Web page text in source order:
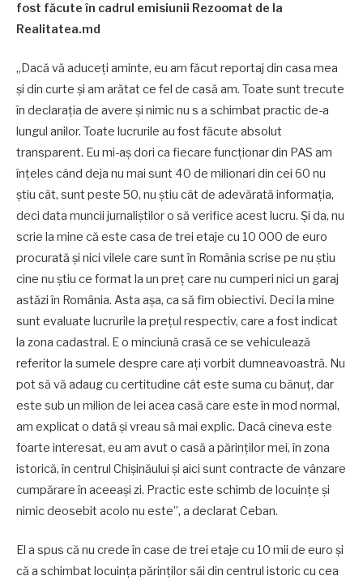
fost făcute în cadrul emisiunii Rezoomat de la
Realitatea.md
„Dacă vă aduceți aminte, eu am făcut reportaj din casa mea
și din curte și am arătat ce fel de casă am. Toate sunt trecute
în declarația de avere și nimic nu s a schimbat practic de-a
lungul anilor. Toate lucrurile au fost făcute absolut
transparent. Eu mi-aș dori ca fiecare funcționar din PAS am
înțeles când deja nu mai sunt 40 de milionari din cei 60 nu
știu cât, sunt peste 50, nu știu cât de adevărată informația,
deci data muncii jurnaliștilor o să verifice acest lucru. Și da, nu
scrie la mine că este casa de trei etaje cu 10 000 de euro
procurată și nici vilele care sunt în România scrise pe nu știu
cine nu știu ce format la un preț care nu cumperi nici un garaj
astăzi în România. Asta așa, ca să fim obiectivi. Deci la mine
sunt evaluate lucrurile la prețul respectiv, care a fost indicat
la zona cadastral. E o minciună crasă ce se vehiculează
referitor la sumele despre care ați vorbit dumneavoastră. Nu
pot să vă adaug cu certitudine cât este suma cu bănuț, dar
este sub un milion de lei acea casă care este în mod normal,
am explicat o dată și vreau să mai explic. Dacă cineva este
foarte interesat, eu am avut o casă a părinților mei, în zona
istorică, în centrul Chișinăului și aici sunt contracte de vânzare
cumpărare în aceeași zi. Practic este schimb de locuințe și
nimic deosebit acolo nu este”, a declarat Ceban.
El a spus că nu crede în case de trei etaje cu 10 mii de euro și
că a schimbat locuința părinților săi din centrul istoric cu cea